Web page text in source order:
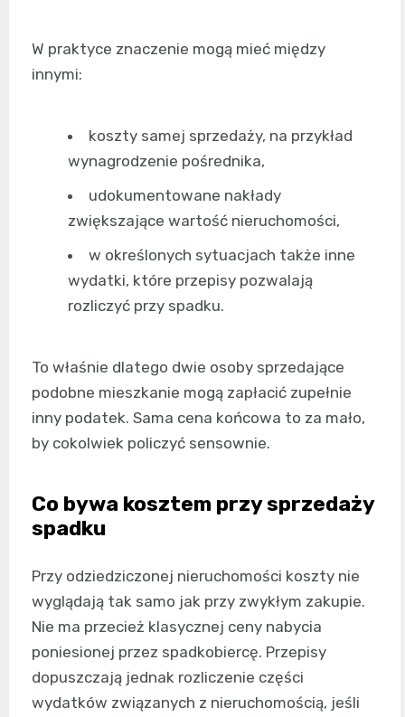
W praktyce znaczenie mogą mieć między
innymi:
koszty samej sprzedaży, na przykład
wynagrodzenie pośrednika,
udokumentowane nakłady
zwiększające wartość nieruchomości,
w określonych sytuacjach także inne
wydatki, które przepisy pozwalają
rozliczyć przy spadku.
To właśnie dlatego dwie osoby sprzedające
podobne mieszkanie mogą zapłacić zupełnie
inny podatek. Sama cena końcowa to za mało,
by cokolwiek policzyć sensownie.
Co bywa kosztem przy sprzedaży
spadku
Przy odziedziczonej nieruchomości koszty nie
wyglądają tak samo jak przy zwykłym zakupie.
Nie ma przecież klasycznej ceny nabycia
poniesionej przez spadkobiercę. Przepisy
dopuszczają jednak rozliczenie części
wydatków związanych z nieruchomością, jeśli